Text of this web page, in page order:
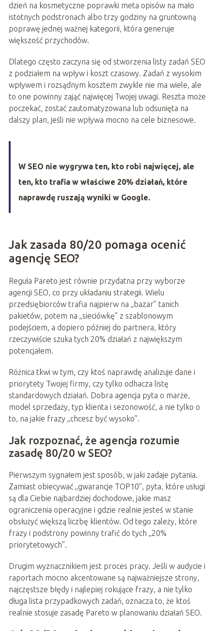
dzień na kosmetyczne poprawki meta opisów na mało
istotnych podstronach albo trzy godziny na gruntowną
poprawę jednej ważnej kategorii, która generuje
większość przychodów.
Dlatego często zaczyna się od stworzenia listy zadań SEO
z podziałem na wpływ i koszt czasowy. Zadań z wysokim
wpływem i rozsądnym kosztem zwykle nie ma wiele, ale
to one powinny zająć najwięcej Twojej uwagi. Reszta może
poczekać, zostać zautomatyzowana lub odsunięta na
dalszy plan, jeśli nie wpływa mocno na cele biznesowe.
W SEO nie wygrywa ten, kto robi najwięcej, ale
ten, kto trafia w właściwe 20% działań, które
naprawdę ruszają wyniki w Google.
Jak zasada 80/20 pomaga ocenić
agencję SEO?
Reguła Pareto jest równie przydatna przy wyborze
agencji SEO, co przy układaniu strategii. Wielu
przedsiębiorców trafia najpierw na „bazar” tanich
pakietów, potem na „sieciówkę” z szablonowym
podejściem, a dopiero później do partnera, który
rzeczywiście szuka tych 20% działań z największym
potencjałem.
Różnica tkwi w tym, czy ktoś naprawdę analizuje dane i
priorytety Twojej firmy, czy tylko odhacza listę
standardowych działań. Dobra agencja pyta o marże,
model sprzedaży, typ klienta i sezonowość, a nie tylko o
to, na jakie frazy „chcesz być wysoko”.
Jak rozpoznać, że agencja rozumie
zasadę 80/20 w SEO?
Pierwszym sygnałem jest sposób, w jaki zadaje pytania.
Zamiast obiecywać „gwarancje TOP10”, pyta, które usługi
są dla Ciebie najbardziej dochodowe, jakie masz
ograniczenia operacyjne i gdzie realnie jesteś w stanie
obsłużyć większą liczbę klientów. Od tego zależy, które
frazy i podstrony powinny trafić do tych „20%
priorytetowych”.
Drugim wyznacznikiem jest proces pracy. Jeśli w audycie i
raportach mocno akcentowane są najważniejsze strony,
najczęstsze błędy i najlepiej rokujące frazy, a nie tylko
długa lista przypadkowych zadań, oznacza to, że ktoś
realnie stosuje zasadę Pareto w planowaniu działań SEO.